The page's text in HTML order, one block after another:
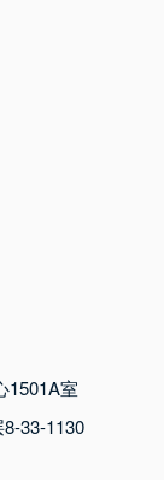
1501A室
33-1130